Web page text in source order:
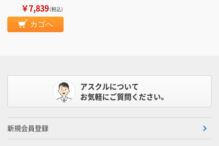
￥7,839（税込）
カゴへ
アスクルについて
お気軽にご質問ください。
新規会員登録